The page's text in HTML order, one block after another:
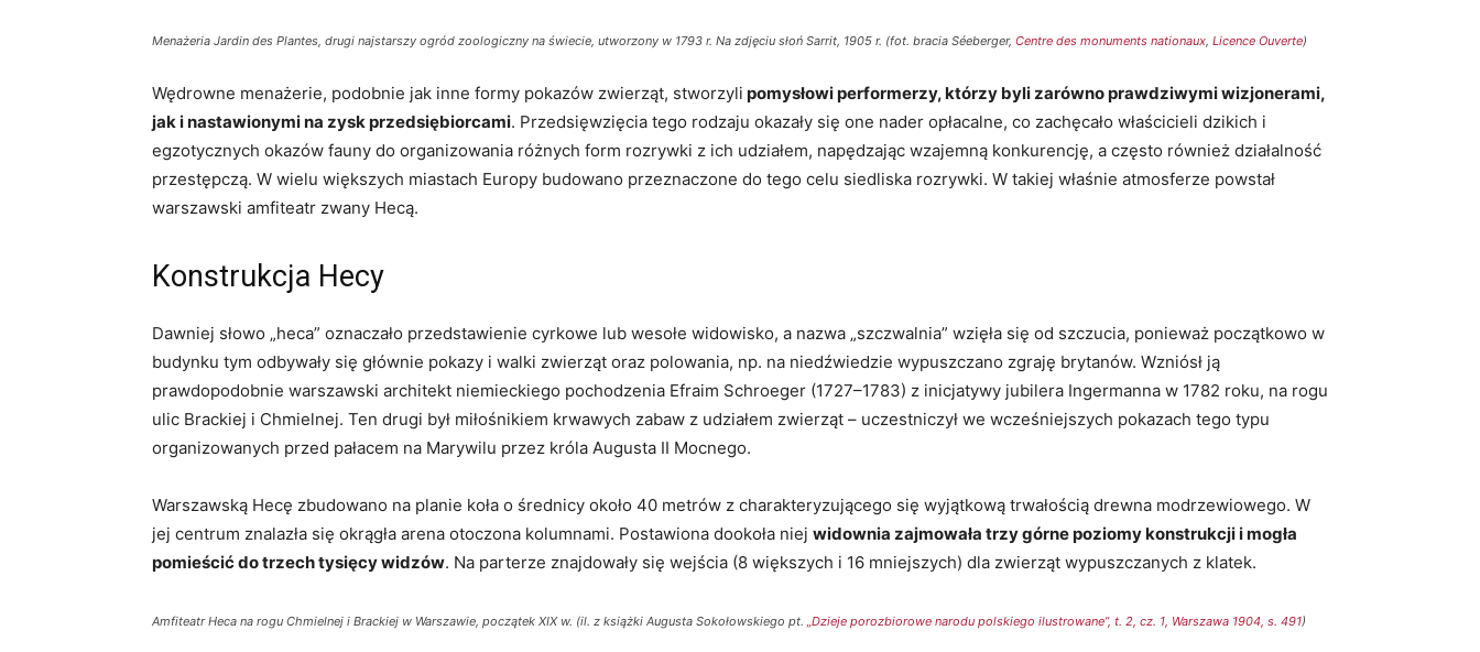
Menażeria Jardin des Plantes, drugi najstarszy ogród zoologiczny na świecie, utworzony w 1793 r. Na zdjęciu słoń Sarrit, 1905 r. (fot. bracia Séeberger, Centre des monuments nationaux, Licence Ouverte)
Wędrowne menażerie, podobnie jak inne formy pokazów zwierząt, stworzyli pomysłowi performerzy, którzy byli zarówno prawdziwymi wizjonerami,
jak i nastawionymi na zysk przedsiębiorcami. Przedsięwzięcia tego rodzaju okazały się one nader opłacalne, co zachęcało właścicieli dzikich i
egzotycznych okazów fauny do organizowania różnych form rozrywki z ich udziałem, napędzając wzajemną konkurencję, a często również działalność
przestępczą. W wielu większych miastach Europy budowano przeznaczone do tego celu siedliska rozrywki. W takiej właśnie atmosferze powstał
warszawski amfiteatr zwany Hecą.
Konstrukcja Hecy
Dawniej słowo „heca” oznaczało przedstawienie cyrkowe lub wesołe widowisko, a nazwa „szczwalnia” wzięła się od szczucia, ponieważ początkowo w
budynku tym odbywały się głównie pokazy i walki zwierząt oraz polowania, np. na niedźwiedzie wypuszczano zgraję brytanów. Wzniósł ją
prawdopodobnie warszawski architekt niemieckiego pochodzenia Efraim Schroeger (1727–1783) z inicjatywy jubilera Ingermanna w 1782 roku, na rogu
ulic Brackiej i Chmielnej. Ten drugi był miłośnikiem krwawych zabaw z udziałem zwierząt – uczestniczył we wcześniejszych pokazach tego typu
organizowanych przed pałacem na Marywilu przez króla Augusta II Mocnego.
Warszawską Hecę zbudowano na planie koła o średnicy około 40 metrów z charakteryzującego się wyjątkową trwałością drewna modrzewiowego. W
jej centrum znalazła się okrągła arena otoczona kolumnami. Postawiona dookoła niej widownia zajmowała trzy górne poziomy konstrukcji i mogła
pomieścić do trzech tysięcy widzów. Na parterze znajdowały się wejścia (8 większych i 16 mniejszych) dla zwierząt wypuszczanych z klatek.
Amfiteatr Heca na rogu Chmielnej i Brackiej w Warszawie, początek XIX w. (il. z książki Augusta Sokołowskiego pt. „Dzieje porozbiorowe narodu polskiego ilustrowane”, t. 2, cz. 1, Warszawa 1904, s. 491)